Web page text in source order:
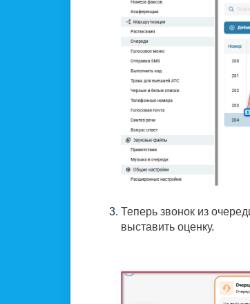
Теперь звонок из
выставить оценку.